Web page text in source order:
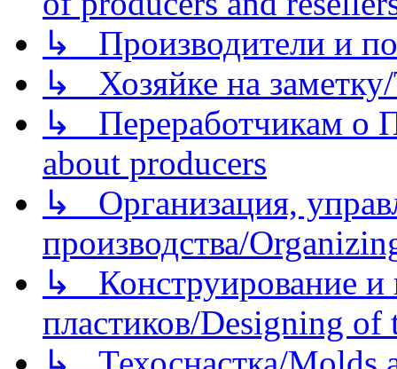
↳ Производители и
↳ Хозяйке на
↳ Переработчикам о
about producers
↳ Организация,
производства/
↳ Конструирование и
пластиков/Designing of